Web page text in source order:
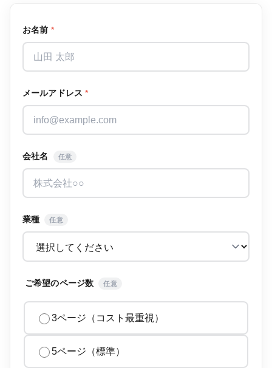
お名前 *
メールアドレス*
会社名 任意
業種 任意
ご希望のページ数 任意
3ページ（コスト最重視）
5ページ（標準）